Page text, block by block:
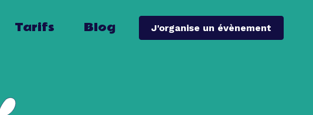
Tarifs Blog J'organise un évènement